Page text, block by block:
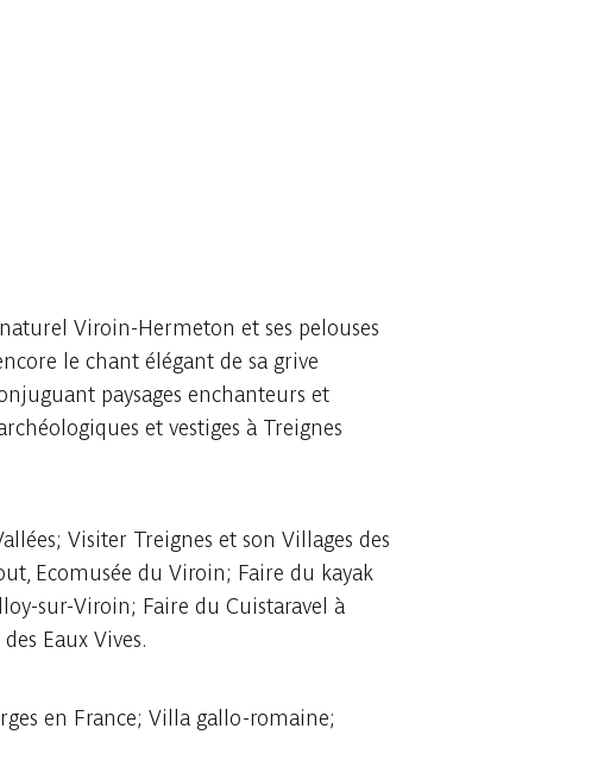
Viroin-Hermeton et ses pelouses
le chant élégant de sa grive
paysages enchanteurs et
et vestiges à Treignes
Visiter Treignes et son Villages des
Ecomusée du Viroin; Faire du kayak
sur-Viroin; Faire du Cuistaravel à
Eaux Vives.
en France; Villa gallo-romaine;